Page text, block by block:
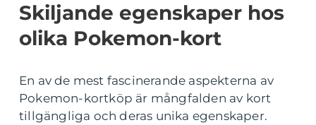
Skiljande egenskaper hos
olika Pokemon-kort
En av de mest fascinerande aspekterna av
Pokemon-kortköp är mångfalden av kort
tillgängliga och deras unika egenskaper.